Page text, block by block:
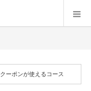
クーポンが使えるコース